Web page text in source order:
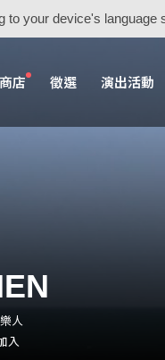
to your device's language
店 徵選 演出活動
人
入